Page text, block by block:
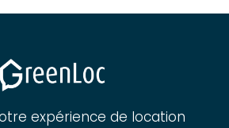
expérience de location